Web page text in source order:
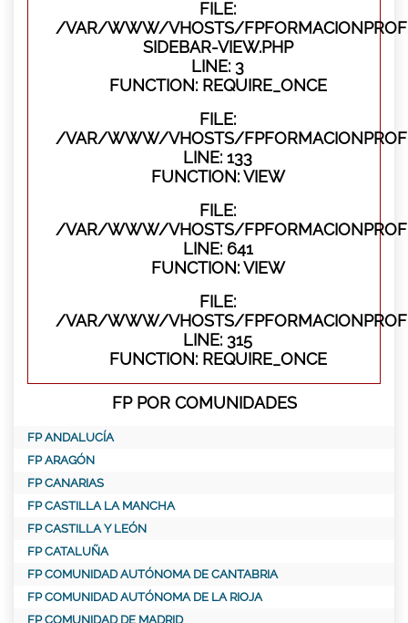
FILE:
/VAR/WWW/VHOSTS/
SIDEBAR-VIEW.PHP
LINE: 3
FUNCTION: REQUIRE_ONCE
FILE:
/VAR/WWW/VHOSTS/
LINE: 133
FUNCTION: VIEW
FILE:
/VAR/WWW/VHOSTS/
LINE: 641
FUNCTION: VIEW
FILE:
/VAR/WWW/VHOSTS/
LINE: 315
FUNCTION: REQUIRE_ONCE
FP POR COMUNIDADES
FP ANDALUCÍA
FP ARAGÓN
FP CANARIAS
FP CASTILLA LA MANCHA
FP CASTILLA Y LEÓN
FP CATALUÑA
FP COMUNIDAD AUTÓNOMA DE CANTABRIA
FP COMUNIDAD AUTÓNOMA DE LA RIOJA
FP COMUNIDAD DE MADRID